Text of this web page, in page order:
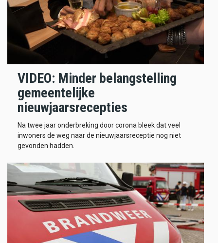
VIDEO: Minder belangstelling
gemeentelijke
nieuwjaarsrecepties
Na twee jaar onderbreking door corona bleek dat veel
inwoners de weg naar de nieuwjaarsreceptie nog niet
gevonden hadden.